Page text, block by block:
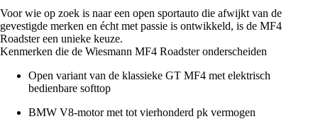
Voor wie op zoek is naar een open sportauto die afwijkt van de
gevestigde merken en écht met passie is ontwikkeld, is de MF4
Roadster een unieke keuze.
Kenmerken die de Wiesmann MF4 Roadster onderscheiden
Open variant van de klassieke GT MF4 met elektrisch
bedienbare softtop
BMW V8-motor met tot vierhonderd pk vermogen